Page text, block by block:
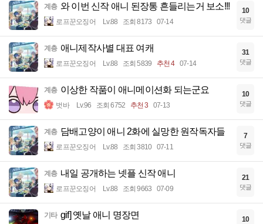
계층 와 이번 신작 애니 된장통 흔들리는거 보소!!!
로프꾼오징어 Lv.88 조회 8173 07-14
10
댓글
계층 애니제작사별 대표 여캐
로프꾼오징어 Lv.88 조회 5839 추천 4 07-14
31
댓글
계층 이상한 작품이 애니메이션화 되는군요
벗바 Lv.96 조회 6752 추천 3 07-13
10
댓글
계층 담배고양이 애니 2화에 실망한 원작독자들
로프꾼오징어 Lv.88 조회 3810 07-11
7
댓글
계층 내일 공개하는 넷플 신작 애니
로프꾼오징어 Lv.88 조회 9663 07-09
21
댓글
기타 gif] 옛날 애니 명장면 10